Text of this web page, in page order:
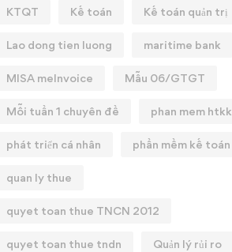
KTQT Kế toán Kế toán quản trị
Lao dong tien luong maritime bank
MISA meInvoice Mẫu 06/GTGT
Mỗi tuần 1 chuyên đề phan mem htkk
phát triển cá nhân phần mềm kế toán
quan ly thue
quyet toan thue TNCN 2012
quyet toan thue tndn Quản lý rủi ro